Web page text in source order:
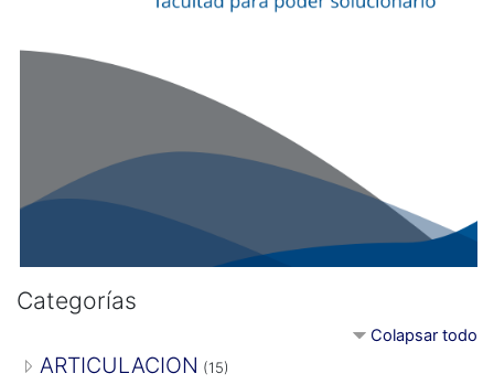
Categorías
Colapsar todo
ARTICULACION (15)